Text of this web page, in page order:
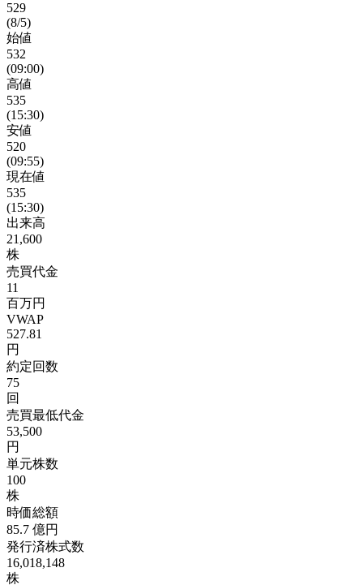
529
(8/5)
始値
532
(09:00)
高値
535
(15:30)
安値
520
(09:55)
現在値
535
(15:30)
出来高
21,600
株
売買代金
11
百万円
VWAP
527.81
円
約定回数
75
回
売買最低代金
53,500
円
単元株数
100
株
時価総額
85.7 億円
発行済株式数
16,018,148
株